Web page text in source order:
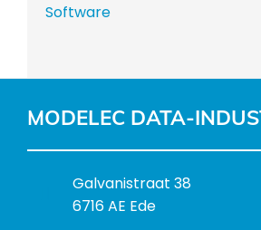
Software
MODELEC DATA-
B
e
Galvanistraat 38
6716 AE Ede